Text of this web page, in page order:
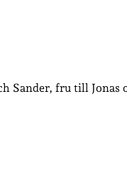
Sander, fru till